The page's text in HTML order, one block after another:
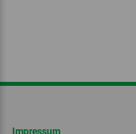
Impressum